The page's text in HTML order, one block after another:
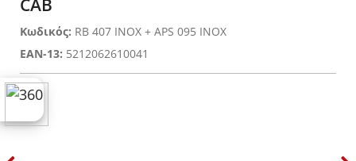
CAB
Κωδικός: RB 407 INOX + APS 095 INOX
EAN-13: 5212062610041